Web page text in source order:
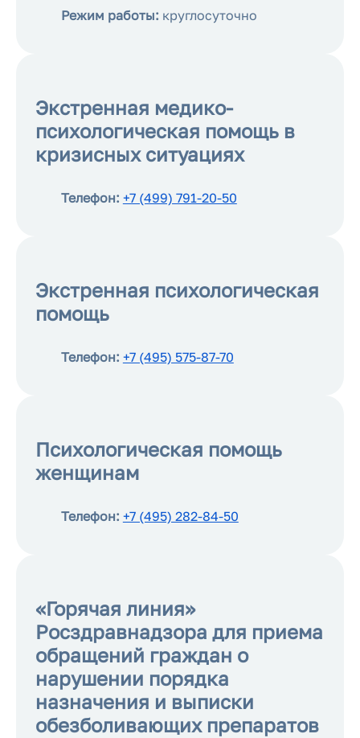
Режим работы: круглосуточно
Экстренная медико-
психологическая помощь в
кризисных ситуациях
Телефон: +7 (499) 791-20-50
Экстренная психологическая
помощь
Телефон: +7 (495) 575-87-70
Психологическая помощь
женщинам
Телефон: +7 (495) 282-84-50
«Горячая линия»
Росздравнадзора для приема
обращений граждан о
нарушении порядка
назначения и выписки
обезболивающих препаратов